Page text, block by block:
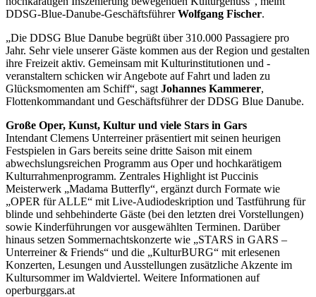
DDSG-Blue-Danube-GeschäftsführerWolfgang Fischer.
„Die DDSG Blue Danube begrüßt über 310.000 Passagiere pro
Jahr. Sehr viele unserer Gäste kommen aus der Region und gestalten
ihre Freizeit aktiv. Gemeinsam mit Kulturinstitutionen und -
veranstaltern schicken wir Angebote auf Fahrt und laden zu
Glücksmomenten am Schiff“, sagt Johannes Kammerer,
Flottenkommandant und Geschäftsführer der DDSG Blue Danube.
Große Oper, Kunst, Kultur und viele Stars in Gars
Intendant Clemens Unterreiner präsentiert mit seinen heurigen
Festspielen in Gars bereits seine dritte Saison mit einem
abwechslungsreichen Programm aus Oper und hochkarätigem
Kulturrahmenprogramm. Zentrales Highlight ist Puccinis
Meisterwerk „Madama Butterfly“, ergänzt durch Formate wie
„OPER für ALLE“ mit Live‑Audiodeskription und Tastführung für
blinde und sehbehinderte Gäste (bei den letzten drei Vorstellungen)
sowie Kinderführungen vor ausgewählten Terminen. Darüber
hinaus setzen Sommernachtskonzerte wie „STARS in GARS –
Unterreiner & Friends“ und die „KulturBURG“ mit erlesenen
Konzerten, Lesungen und Ausstellungen zusätzliche Akzente im
Kultursommer im Waldviertel. Weitere Informationen auf
operburggars.at